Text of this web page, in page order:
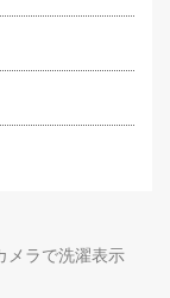
メラで洗濯表示